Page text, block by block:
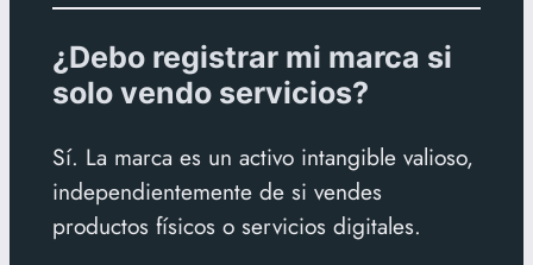
¿Debo registrar mi marca si
solo vendo servicios?
Sí. La marca es un activo intangible valioso,
independientemente de si vendes
productos físicos o servicios digitales.